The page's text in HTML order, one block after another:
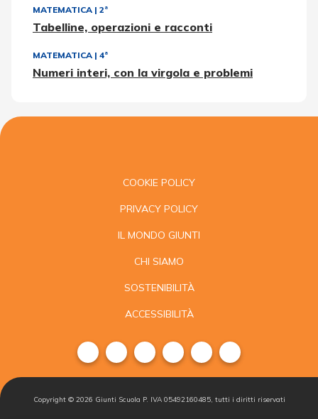
MATEMATICA | 2ª
Tabelline, operazioni e racconti
MATEMATICA | 4ª
Numeri interi, con la virgola e problemi
COOKIE POLICY
PRIVACY POLICY
IL MONDO GIUNTI
CHI SIAMO
SOSTENIBILITÀ
ACCESSIBILITÀ
Copyright © 2026 Giunti Scuola P. IVA 05492160485, tutti i diritti riservati